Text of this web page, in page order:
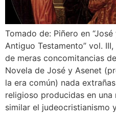
Tomado de: Piñero en
Antiguo Testamento” vol.
de meras concomitancias
Novela de José y Asenet
la era común) nada
religioso producidas en
similar el judeocristianismo